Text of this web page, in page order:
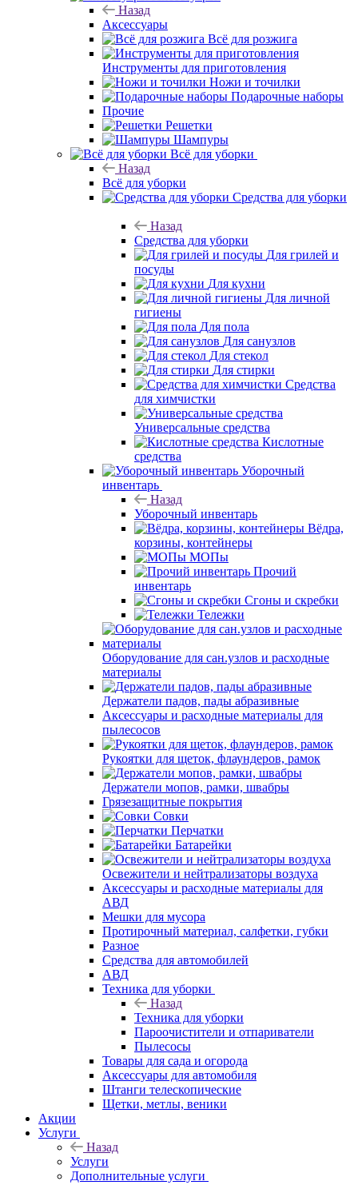
Назад
Аксессуары
Всё для розжига
Инструменты для приготовления
Ножи и точилки
Подарочные наборы
Прочие
Решетки
Шампуры
Всё для уборки
Назад
Всё для уборки
Средства для уборки
Назад
Средства для уборки
Для грилей и
посуды
Для кухни
Для личной
гигиены
Для пола
Для санузлов
Для стекол
Для стирки
Средства
для химчистки
Универсальные средства
Кислотные
средства
Уборочный
инвентарь
Назад
Уборочный инвентарь
Вёдра,
корзины, контейнеры
МОПы
Прочий
инвентарь
Сгоны и скребки
Тележки
Оборудование для сан.узлов и расходные
материалы
Держатели падов, пады абразивные
Аксессуары и расходные материалы для
пылесосов
Рукоятки для щеток, флаундеров, рамок
Держатели мопов, рамки, швабры
Грязезащитные покрытия
Совки
Перчатки
Батарейки
Освежители и нейтрализаторы воздуха
Аксессуары и расходные материалы для
АВД
Мешки для мусора
Протирочный материал, салфетки, губки
Разное
Средства для автомобилей
АВД
Техника для уборки
Назад
Техника для уборки
Пароочистители и отпариватели
Пылесосы
Товары для сада и огорода
Аксессуары для автомобиля
Штанги телескопические
Щетки, метлы, веники
Акции
Услуги
Назад
Услуги
Дополнительные услуги